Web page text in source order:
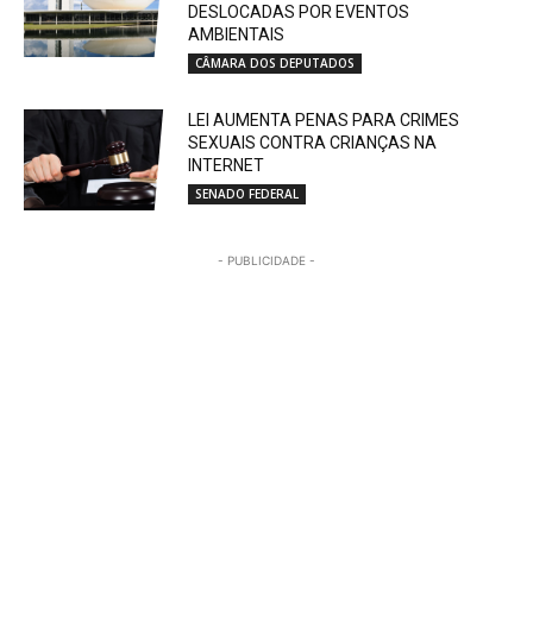
DESLOCADAS POR EVENTOS
AMBIENTAIS
CÂMARA DOS DEPUTADOS
LEI AUMENTA PENAS PARA CRIMES
SEXUAIS CONTRA CRIANÇAS NA
INTERNET
SENADO FEDERAL
- PUBLICIDADE -